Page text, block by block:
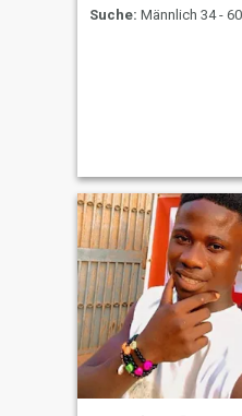
Suche: Männlich 34 - 60